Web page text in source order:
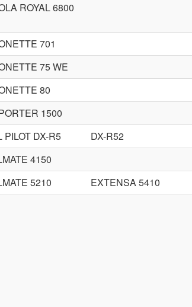
ROYAL 6800
701
75 WE
80
1500
PILOT DX-R5 DX-R52
4150
5210 EXTENSA 5410